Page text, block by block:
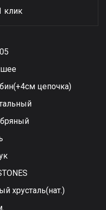
клик
цепочка)
хрусталь(нат.)